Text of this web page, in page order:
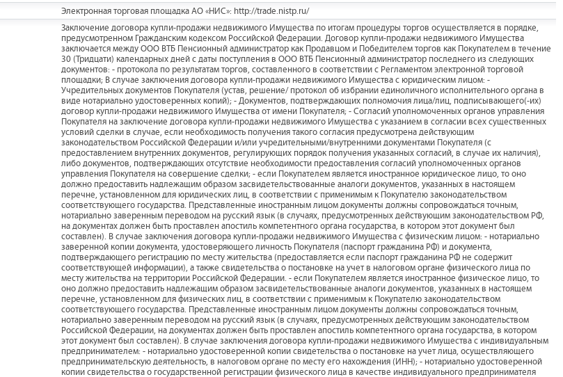
Электронная торговая площадка АО «НИС»: http://trade.nistp.ru/
Заключение договора купли-продажи недвижимого Имущества по итогам процедуры торгов осуществляется в порядке,
предусмотренном Гражданским кодексом Российской Федерации. Договор купли-продажи недвижимого Имущества
заключается между ООО ВТБ Пенсионный администратор как Продавцом и Победителем торгов как Покупателем в течение
30 (Тридцати) календарных дней с даты поступления в ООО ВТБ Пенсионный администратор последнего из следующих
документов: - протокола по результатам торгов, составленного в соответствии с Регламентом электронной торговой
площадки; В случае заключения договора купли-продажи недвижимого Имущества с юридическим лицом: -
Учредительных документов Покупателя (устав, решение/ протокол об избрании единоличного исполнительного органа в
виде нотариально удостоверенных копий); - Документов, подтверждающих полномочия лица/лиц, подписывающего(-их)
договор купли-продажи недвижимого Имущества от имени Покупателя; - Согласий уполномоченных органов управления
Покупателя на заключение договора купли-продажи недвижимого Имущества с указанием в согласии всех существенных
условий сделки в случае, если необходимость получения такого согласия предусмотрена действующим
законодательством Российской Федерации и/или учредительными/внутренними документами Покупателя (с
предоставлением внутренних документов, регулирующих порядок получения указанных согласий, в случае их наличия),
либо документов, подтверждающих отсутствие необходимости предоставления согласий уполномоченных органов
управления Покупателя на совершение сделки; - если Покупателем является иностранное юридическое лицо, то оно
должно предоставить надлежащим образом засвидетельствованные аналоги документов, указанных в настоящем
перечне, установленном для юридических лиц, в соответствии с применимым к Покупателю законодательством
соответствующего государства. Представленные иностранным лицом документы должны сопровождаться точным,
нотариально заверенным переводом на русский язык (в случаях, предусмотренных действующим законодательством РФ,
на документах должен быть проставлен апостиль компетентного органа государства, в котором этот документ был
составлен). В случае заключения договора купли-продажи недвижимого Имущества с физическим лицом: - нотариально
заверенной копии документа, удостоверяющего личность Покупателя (паспорт гражданина РФ) и документа,
подтверждающего регистрацию по месту жительства (предоставляется если паспорт гражданина РФ не содержит
соответствующей информации), а также свидетельства о постановке на учет в налоговом органе физического лица по
месту жительства на территории Российской Федерации. - если Покупателем является иностранное физическое лицо, то
оно должно предоставить надлежащим образом засвидетельствованные аналоги документов, указанных в настоящем
перечне, установленном для физических лиц, в соответствии с применимым к Покупателю законодательством
соответствующего государства. Представленные иностранным лицом документы должны сопровождаться точным,
нотариально заверенным переводом на русский язык (в случаях, предусмотренных действующим законодательством
Российской Федерации, на документах должен быть проставлен апостиль компетентного органа государства, в котором
этот документ был составлен). В случае заключения договора купли-продажи недвижимого Имущества с индивидуальным
предпринимателем: - нотариально удостоверенной копии свидетельства о постановке на учет лица, осуществляющего
предпринимательскую деятельность, в налоговом органе по месту его нахождения (ИНН); - нотариально удостоверенной
копии свидетельства о государственной регистрации физического лица в качестве индивидуального предпринимателя